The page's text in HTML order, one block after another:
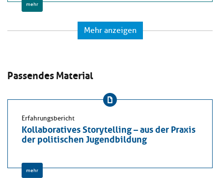
mehr
Mehr anzeigen
Passendes Material
Erfahrungsbericht
Kollaboratives Storytelling – aus der Praxis
der politischen Jugendbildung
mehr